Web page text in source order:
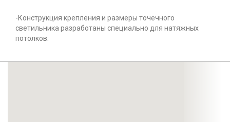
-Конструкция крепления и размеры точечного
светильника разработаны специально для натяжных
потолков.